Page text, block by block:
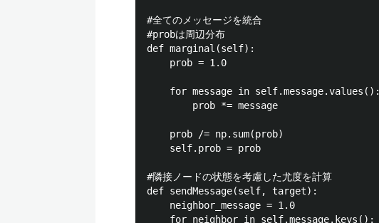
#全てのメッセージを統合
#probは周辺分布
def marginal(self):
    prob = 1.0
    for message in self.message.values():
        prob *= message
    prob /= np.sum(prob)
    self.prob = prob
#隣接ノードの状態を考慮した尤度を計算
def sendMessage(self, target):
    neighbor_message = 1.0
    for neighbor in self.message.keys():